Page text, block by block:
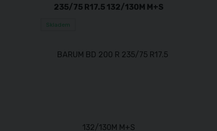
235/75 R17.5 132/130M M+S
Skladem